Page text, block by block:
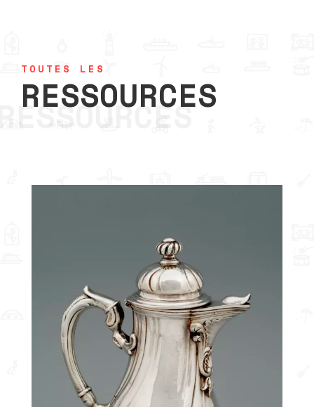
TOUTES LES
RESSOURCES